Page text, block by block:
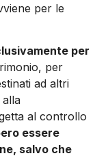
per le
per
per
ad altri
alla
al controllo
essere
salvo che